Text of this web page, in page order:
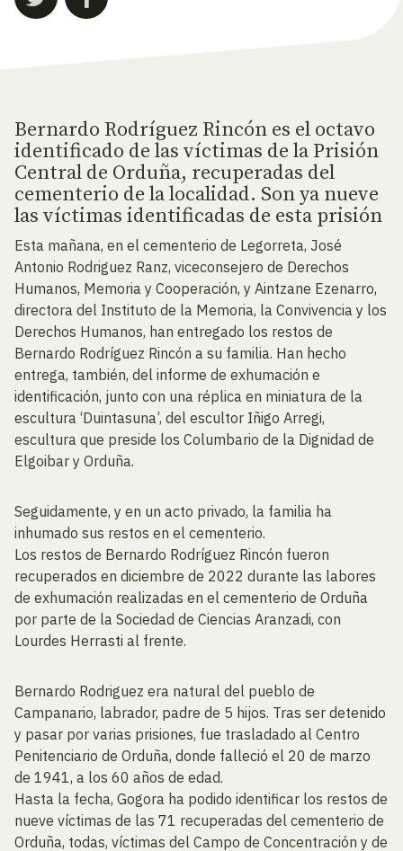
Bernardo Rodríguez Rincón es el octavo
identificado de las víctimas de la Prisión
Central de Orduña, recuperadas del
cementerio de la localidad. Son ya nueve
las víctimas identificadas de esta prisión
Esta mañana, en el cementerio de Legorreta, José
Antonio Rodriguez Ranz, viceconsejero de Derechos
Humanos, Memoria y Cooperación, y Aintzane Ezenarro,
directora del Instituto de la Memoria, la Convivencia y los
Derechos Humanos, han entregado los restos de
Bernardo Rodríguez Rincón a su familia. Han hecho
entrega, también, del informe de exhumación e
identificación, junto con una réplica en miniatura de la
escultura ‘Duintasuna’, del escultor Iñigo Arregi,
escultura que preside los Columbario de la Dignidad de
Elgoibar y Orduña.
Seguidamente, y en un acto privado, la familia ha
inhumado sus restos en el cementerio.
Los restos de Bernardo Rodríguez Rincón fueron
recuperados en diciembre de 2022 durante las labores
de exhumación realizadas en el cementerio de Orduña
por parte de la Sociedad de Ciencias Aranzadi, con
Lourdes Herrasti al frente.
Bernardo Rodriguez era natural del pueblo de
Campanario, labrador, padre de 5 hijos. Tras ser detenido
y pasar por varias prisiones, fue trasladado al Centro
Penitenciario de Orduña, donde falleció el 20 de marzo
de 1941, a los 60 años de edad.
Hasta la fecha, Gogora ha podido identificar los restos de
nueve víctimas de las 71 recuperadas del cementerio de
Orduña, todas, víctimas del Campo de Concentración y de